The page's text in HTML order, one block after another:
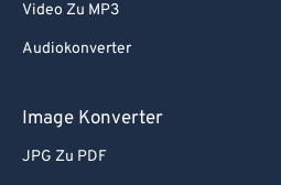
Video Zu MP3
Audiokonverter
Image Konverter
JPG Zu PDF